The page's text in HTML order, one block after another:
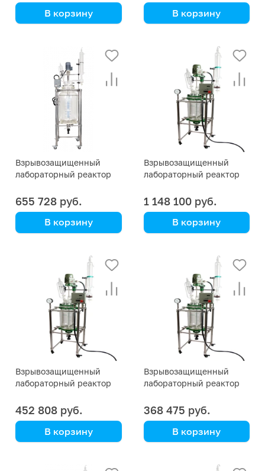
В корзину В корзину
Взрывозащищенный
лабораторный реактор
655 728 руб.
В корзину
Взрывозащищенный
лабораторный реактор
1 148 100 руб.
В корзину
Взрывозащищенный
лабораторный реактор
452 808 руб.
В корзину
Взрывозащищенный
лабораторный реактор
368 475 руб.
В корзину